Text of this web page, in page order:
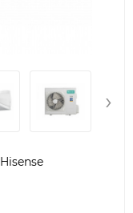
›
Hisense